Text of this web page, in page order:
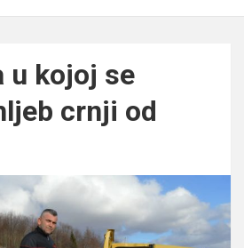
u kojoj se
crnji od